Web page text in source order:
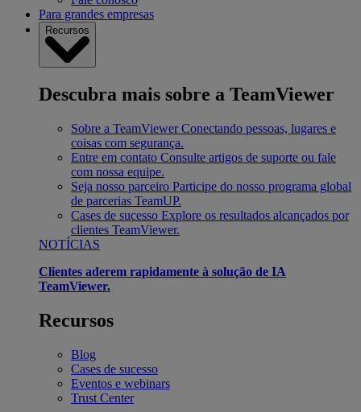
Para grandes empresas
Recursos
Descubra mais sobre a TeamViewer
Sobre a TeamViewer Conectando pessoas, lugares e
coisas com segurança.
Entre em contato Consulte artigos de suporte ou fale
com nossa equipe.
Seja nosso parceiro Participe do nosso programa global
de parcerias TeamUP.
Cases de sucesso Explore os resultados alcançados por
clientes TeamViewer.
NOTÍCIAS
Clientes aderem rapidamente à solução de IA
TeamViewer.
Recursos
Blog
Cases de sucesso
Eventos e webinars
Trust Center